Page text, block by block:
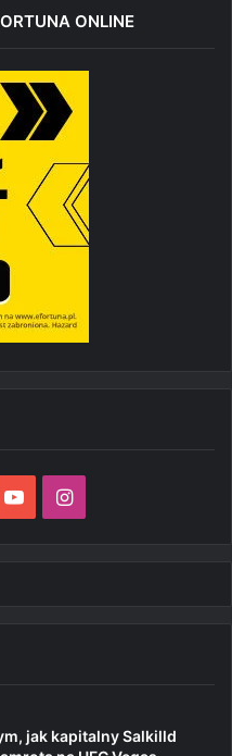
ONLINE
YouTubeInstagram
jak kapitalny Salkilld